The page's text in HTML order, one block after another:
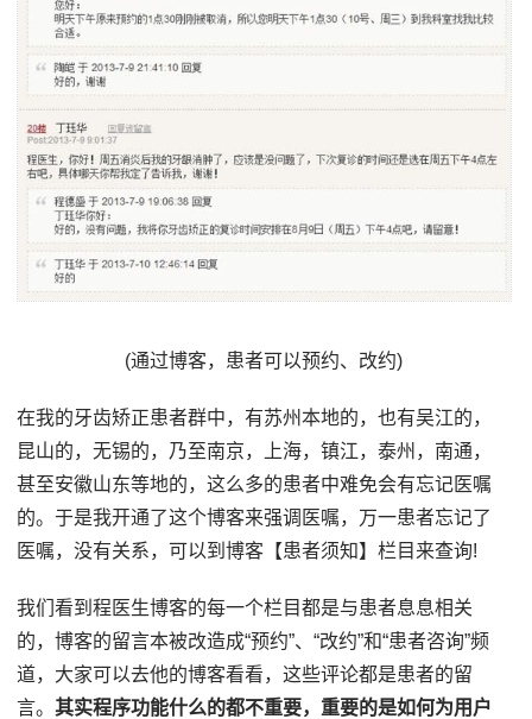
(通过博客，患者可以预约、改约)
在我的牙齿矫正患者群中，有苏州本地的，也有吴江的，
昆山的，无锡的，乃至南京，上海，镇江，泰州，南通，
甚至安徽山东等地的，这么多的患者中难免会有忘记医嘱
的。于是我开通了这个博客来强调医嘱，万一患者忘记了
医嘱，没有关系，可以到博客【患者须知】栏目来查询!
我们看到程医生博客的每一个栏目都是与患者息息相关
的，博客的留言本被改造成“预约”、“改约”和“患者咨询”频
道，大家可以去他的博客看看，这些评论都是患者的留
言。其实程序功能什么的都不重要，重要的是如何为用户